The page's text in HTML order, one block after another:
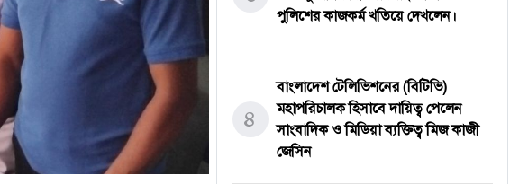
পুলিশের কাজকর্ম খতিয়ে দেখলেন।
৪
বাংলাদেশ টেলিভিশনের (বিটিভি)
মহাপরিচালক হিসাবে দায়িত্ব পেলেন
সাংবাদিক ও মিডিয়া ব্যক্তিত্ব মিজ কাজী
জেসিন